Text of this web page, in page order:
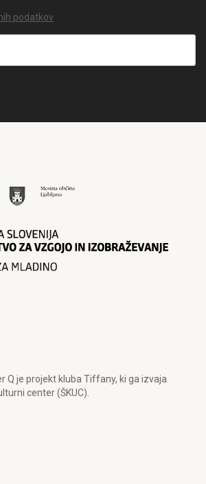
podatkov
Q je projekt kluba Tiffany, ki ga izvaja
center (ŠKUC).